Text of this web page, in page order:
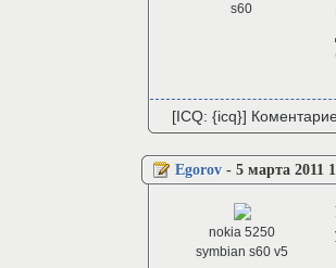
s60
[ICQ: {icq}]
Egorov - 5 марта 2011
nokia 5250
symbiаn s60 v5